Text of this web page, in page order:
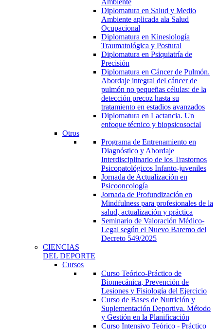
Ambiente
Diplomatura en Salud y Medio
Ambiente aplicada ala Salud
Ocupacional
Diplomatura en Kinesiología
Traumatológica y Postural
Diplomatura en Psiquiatría de
Precisión
Diplomatura en Cáncer de Pulmón.
Abordaje integral del cáncer de
pulmón no pequeñas células: de la
detección precoz hasta su
tratamiento en estadios avanzados
Diplomatura en Lactancia. Un
enfoque técnico y biopsicosocial
Otros
Programa de Entrenamiento en
Diagnóstico y Abordaje
Interdisciplinario de los Trastornos
Psicopatológicos Infanto-juveniles
Jornada de Actualización en
Psicooncología
Jornada de Profundización en
Mindfulness para profesionales de la
salud, actualización y práctica
Seminario de Valoración Médico-
Legal según el Nuevo Baremo del
Decreto 549/2025
CIENCIAS
DEL DEPORTE
Cursos
Curso Teórico-Práctico de
Biomecánica, Prevención de
Lesiones y Fisiología del Ejercicio
Curso de Bases de Nutrición y
Suplementación Deportiva. Método
y Gestión en la Planificación
Curso Intensivo Teórico - Práctico